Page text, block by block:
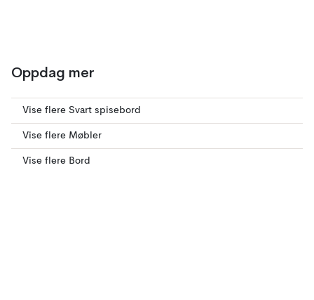
Oppdag mer
Vise flere Svart spisebord
Vise flere Møbler
Vise flere Bord